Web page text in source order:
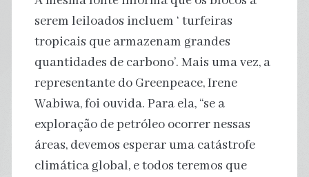
serem leiloados incluem ‘ turfeiras
tropicais que armazenam grandes
quantidades de carbono’. Mais uma vez, a
representante do Greenpeace, Irene
Wabiwa, foi ouvida. Para ela, “se a
exploração de petróleo ocorrer nessas
áreas, devemos esperar uma catástrofe
climática global, e todos teremos que